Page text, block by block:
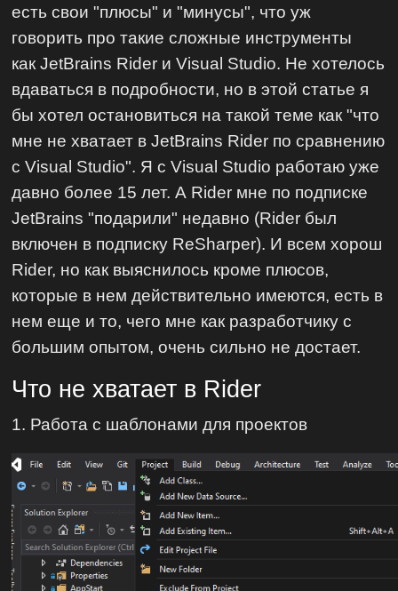
есть свои "плюсы" и "минусы", что уж
говорить про такие сложные инструменты
как JetBrains Rider и Visual Studio. Не хотелось
вдаваться в подробности, но в этой статье я
бы хотел остановиться на такой теме как "что
мне не хватает в JetBrains Rider по сравнению
с Visual Studio". Я с Visual Studio работаю уже
давно более 15 лет. А Rider мне по подписке
JetBrains "подарили" недавно (Rider был
включен в подписку ReSharper). И всем хорош
Rider, но как выяснилось кроме плюсов,
которые в нем действительно имеются, есть в
нем еще и то, чего мне как разработчику с
большим опытом, очень сильно не достает.
Что не хватает в Rider
1. Работа с шаблонами для проектов